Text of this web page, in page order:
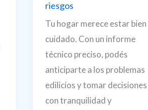
riesgos
Tu hogar merece estar bien
cuidado. Con un informe
técnico preciso, podés
anticiparte a los problemas
edilicios y tomar decisiones
con tranquilidad y